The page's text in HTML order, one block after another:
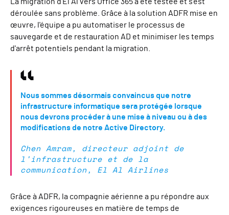
déroulée sans problème. Grâce à la solution ADFR mise en
œuvre, l'équipe a pu automatiser le processus de
sauvegarde et de restauration AD et minimiser les temps
d'arrêt potentiels pendant la migration.
Nous sommes désormais convaincus que notre
infrastructure informatique sera protégée lorsque
nous devrons procéder à une mise à niveau ou à des
modifications de notre Active Directory.
Chen Amram, directeur adjoint de
l'infrastructure et de la
communication, El Al Airlines
Grâce à ADFR, la compagnie aérienne a pu répondre aux
exigences rigoureuses en matière de temps de